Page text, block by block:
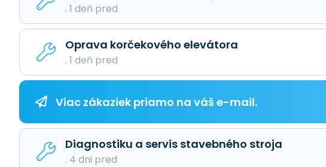
. 1 deň pred
Oprava korčekového elevátora
. 1 deň pred
Viac zákaziek priamo na váš e-mail.
Diagnostiku a servis stavebného stroja
. 4 dni pred